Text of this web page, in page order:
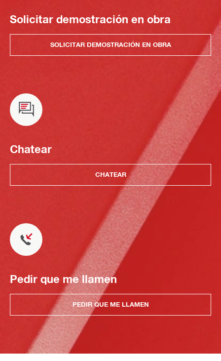
Solicitar demostración en obra
SOLICITAR DEMOSTRACIÓN EN OBRA
Chatear
CHATEAR
Pedir que me llamen
PEDIR QUE ME LLAMEN